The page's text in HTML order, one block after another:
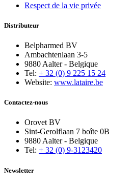
Respect de la vie privée
Distributeur
Belpharmed BV
Ambachtenlaan 3-5
9880 Aalter - Belgique
Tel: + 32 (0) 9 225 15 24
Website: www.lataire.be
Contactez-nous
Orovet BV
Sint-Gerolflaan 7 boîte 0B
9880 Aalter - Belgique
Tel: + 32 (0) 9-3123420
Newsletter